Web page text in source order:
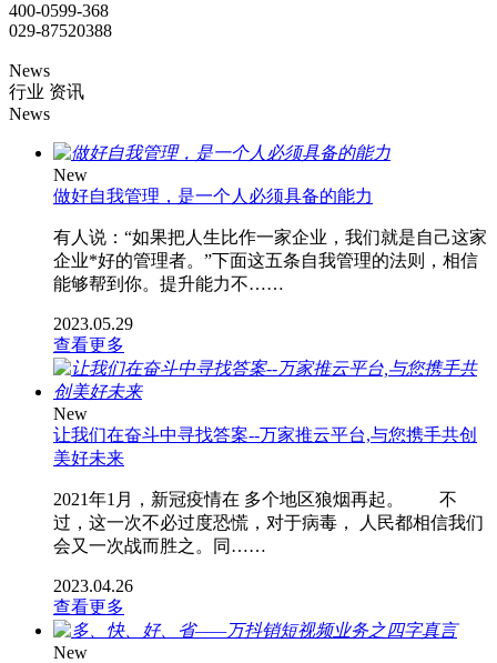
400-0599-368
029-87520388
News
行业 资讯
News
New
做好自我管理，是一个人必须具备的能力
有人说：“如果把人生比作一家企业，我们就是自己这家
企业*好的管理者。”下面这五条自我管理的法则，相信
能够帮到你。提升能力不……
2023.05.29
查看更多
New
让我们在奋斗中寻找答案--万家推云平台,与您携手共创
美好未来
2021年1月，新冠疫情在 多个地区狼烟再起。 不
过，这一次不必过度恐慌，对于病毒， 人民都相信我们
会又一次战而胜之。同……
2023.04.26
查看更多
New